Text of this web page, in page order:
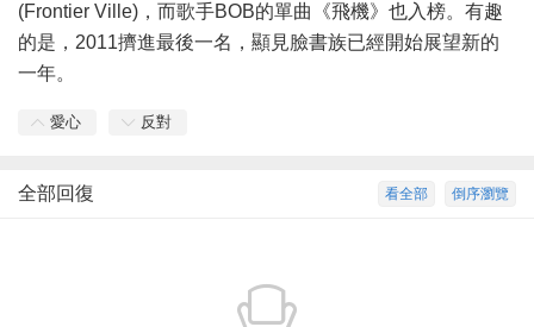
(Frontier Ville)，而歌手BOB的單曲《飛機》也入榜。有趣
的是，2011擠進最後一名，顯見臉書族已經開始展望新的
一年。
愛心 反對
倒序瀏覽
看全部
全部回復